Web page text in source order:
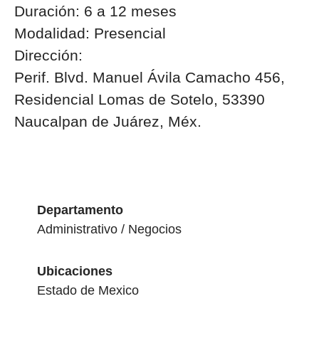
Duración: 6 a 12 meses
Modalidad: Presencial
Dirección:
Perif. Blvd. Manuel Ávila Camacho 456,
Residencial Lomas de Sotelo, 53390
Naucalpan de Juárez, Méx.
Departamento
Administrativo / Negocios
Ubicaciones
Estado de Mexico